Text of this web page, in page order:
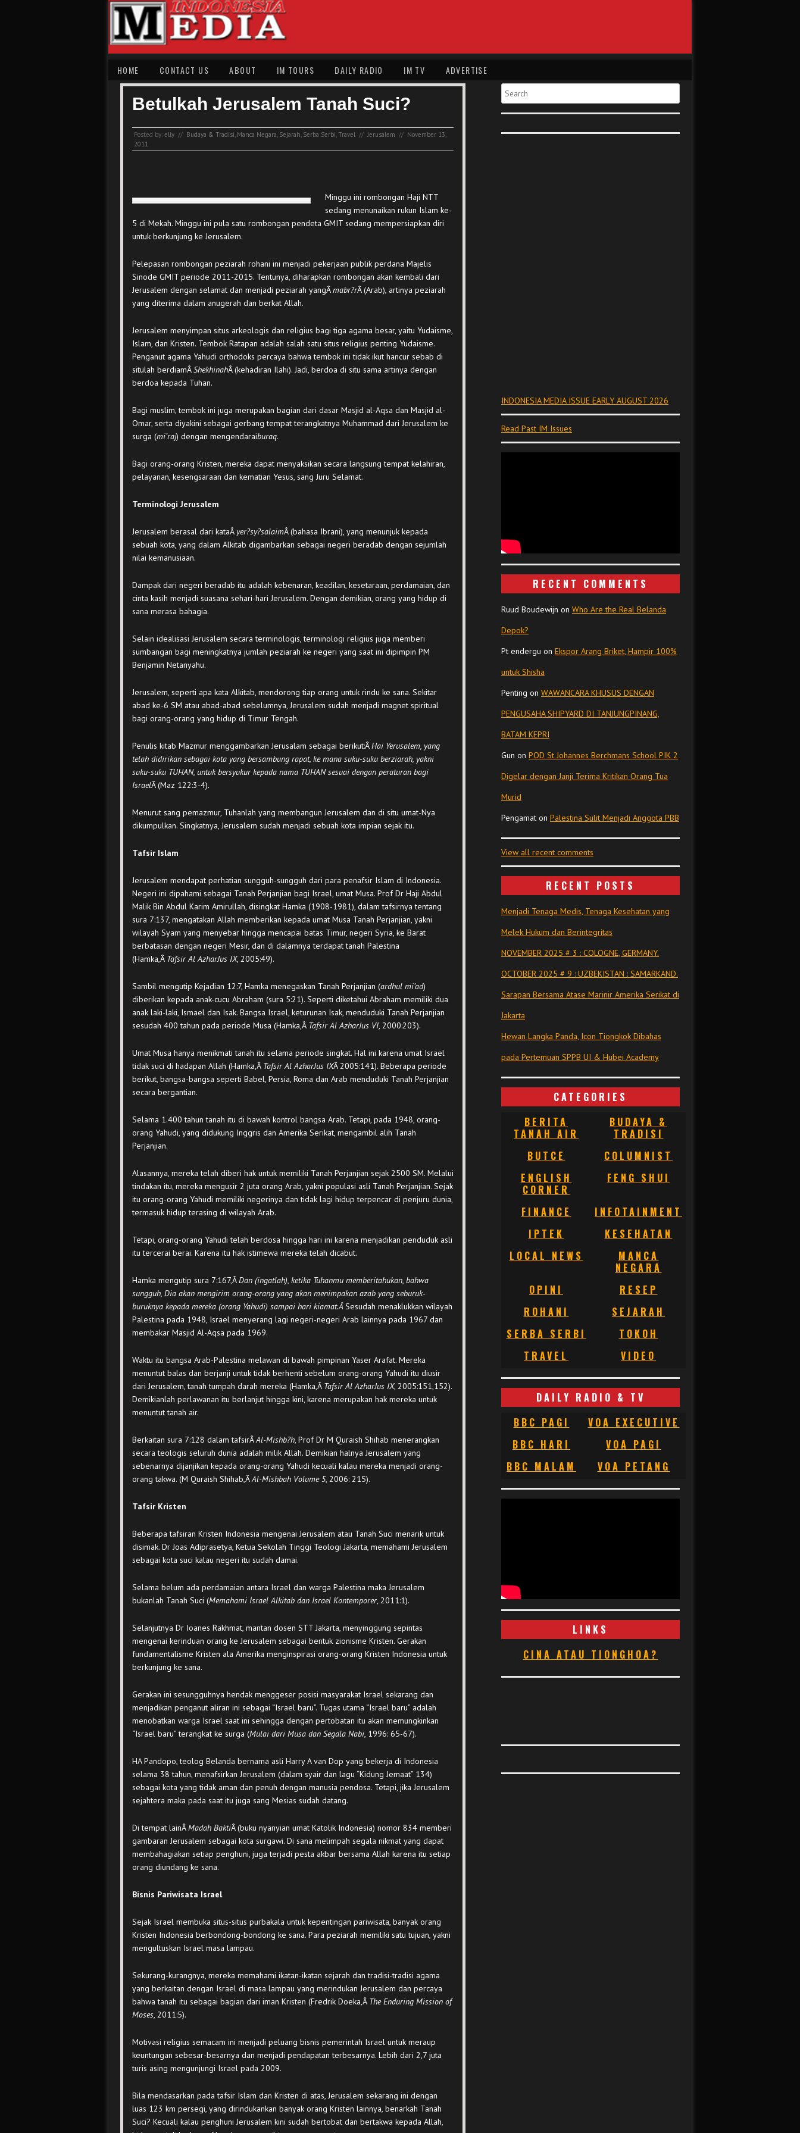
HOME CONTACT US ABOUT IM TOURS DAILY RADIO IM TV ADVERTISE
Betulkah Jerusalem Tanah Suci?
Posted by: elly // Budaya & Tradisi, Manca Negara, Sejarah, Serba Serbi,Travel // Jerusalem // November 13,
2011
Minggu ini rombongan Haji NTT
sedang menunaikan rukun Islam ke-
5 di Mekah. Minggu ini pula satu rombongan pendeta GMIT sedang mempersiapkan diri
untuk berkunjung ke Jerusalem.
Pelepasan rombongan peziarah rohani ini menjadi pekerjaan publik perdana Majelis
Sinode GMIT periode 2011-2015. Tentunya, diharapkan rombongan akan kembali dari
Jerusalem dengan selamat dan menjadi peziarah yangÂmabr?rÂ (Arab), artinya peziarah
yang diterima dalam anugerah dan berkat Allah.
Jerusalem menyimpan situs arkeologis dan religius bagi tiga agama besar, yaitu Yudaisme,
Islam, dan Kristen. Tembok Ratapan adalah salah satu situs religius penting Yudaisme.
Penganut agama Yahudi orthodoks percaya bahwa tembok ini tidak ikut hancur sebab di
situlah berdiamÂShekhinahÂ (kehadiran Ilahi). Jadi, berdoa di situ sama artinya dengan
berdoa kepada Tuhan.
Bagi muslim, tembok ini juga merupakan bagian dari dasar Masjid al-Aqsa dan Masjid al-
Omar, serta diyakini sebagai gerbang tempat terangkatnya Muhammad dari Jerusalem ke
surga (mi’raj) dengan mengendaraiburaq.
Bagi orang-orang Kristen, mereka dapat menyaksikan secara langsung tempat kelahiran,
pelayanan, kesengsaraan dan kematian Yesus, sang Juru Selamat.
Terminologi Jerusalem
Jerusalem berasal dari kataÂ yer?sy?salaimÂ (bahasa Ibrani), yang menunjuk kepada
sebuah kota, yang dalam Alkitab digambarkan sebagai negeri beradab dengan sejumlah
nilai kemanusiaan.
Dampak dari negeri beradab itu adalah kebenaran, keadilan, kesetaraan, perdamaian, dan
cinta kasih menjadi suasana sehari-hari Jerusalem. Dengan demikian, orang yang hidup di
sana merasa bahagia.
Selain idealisasi Jerusalem secara terminologis, terminologi religius juga memberi
sumbangan bagi meningkatnya jumlah peziarah ke negeri yang saat ini dipimpin PM
Benjamin Netanyahu.
Jerusalem, seperti apa kata Alkitab, mendorong tiap orang untuk rindu ke sana. Sekitar
abad ke-6 SM atau abad-abad sebelumnya, Jerusalem sudah menjadi magnet spiritual
bagi orang-orang yang hidup di Timur Tengah.
Penulis kitab Mazmur menggambarkan Jerusalam sebagai berikut:ÂHai Yerusalem, yang
telah didirikan sebagai kota yang bersambung rapat, ke mana suku-suku berziarah, yakni
suku-suku TUHAN, untuk bersyukur kepada nama TUHAN sesuai dengan peraturan bagi
IsraelÂ (Maz 122:3-4).
Menurut sang pemazmur, Tuhanlah yang membangun Jerusalem dan di situ umat-Nya
dikumpulkan. Singkatnya, Jerusalem sudah menjadi sebuah kota impian sejak itu.
Tafsir Islam
Jerusalem mendapat perhatian sungguh-sungguh dari para penafsir Islam di Indonesia.
Negeri ini dipahami sebagai Tanah Perjanjian bagi Israel, umat Musa. Prof Dr Haji Abdul
Malik Bin Abdul Karim Amirullah, disingkat Hamka (1908-1981), dalam tafsirnya tentang
sura 7:137, mengatakan Allah memberikan kepada umat Musa Tanah Perjanjian, yakni
wilayah Syam yang menyebar hingga mencapai batas Timur, negeri Syria, ke Barat
berbatasan dengan negeri Mesir, dan di dalamnya terdapat tanah Palestina
(Hamka,Â Tafsir Al AzharJus IX, 2005:49).
Sambil mengutip Kejadian 12:7, Hamka menegaskan Tanah Perjanjian (ardhul mi’ad)
diberikan kepada anak-cucu Abraham (sura 5:21). Seperti diketahui Abraham memiliki dua
anak laki-laki, Ismael dan Isak. Bangsa Israel, keturunan Isak, menduduki Tanah Perjanjian
sesudah 400 tahun pada periode Musa (Hamka,Â Tafsir Al AzharJus VI, 2000:203).
Umat Musa hanya menikmati tanah itu selama periode singkat. Hal ini karena umat Israel
tidak suci di hadapan Allah (Hamka,Â Tafsir Al AzharJus IXÂ 2005:141). Beberapa periode
berikut, bangsa-bangsa seperti Babel, Persia, Roma dan Arab menduduki Tanah Perjanjian
secara bergantian.
Selama 1.400 tahun tanah itu di bawah kontrol bangsa Arab. Tetapi, pada 1948, orang-
orang Yahudi, yang didukung Inggris dan Amerika Serikat, mengambil alih Tanah
Perjanjian.
Alasannya, mereka telah diberi hak untuk memiliki Tanah Perjanjian sejak 2500 SM. Melalui
tindakan itu, mereka mengusir 2 juta orang Arab, yakni populasi asli Tanah Perjanjian. Sejak
itu orang-orang Yahudi memiliki negerinya dan tidak lagi hidup terpencar di penjuru dunia,
termasuk hidup terasing di wilayah Arab.
Tetapi, orang-orang Yahudi telah berdosa hingga hari ini karena menjadikan penduduk asli
itu tercerai berai. Karena itu hak istimewa mereka telah dicabut.
Hamka mengutip sura 7:167,ÂDan (ingatlah), ketika Tuhanmu memberitahukan, bahwa
sungguh, Dia akan mengirim orang-orang yang akan menimpakan azab yang seburuk-
buruknya kepada mereka (orang Yahudi) sampai hari kiamat.ÂSesudah menaklukkan wilayah
Palestina pada 1948, Israel menyerang lagi negeri-negeri Arab lainnya pada 1967 dan
membakar Masjid Al-Aqsa pada 1969.
Waktu itu bangsa Arab-Palestina melawan di bawah pimpinan Yaser Arafat. Mereka
menuntut balas dan berjanji untuk tidak berhenti sebelum orang-orang Yahudi itu diusir
dari Jerusalem, tanah tumpah darah mereka (Hamka,Â Tafsir Al AzharJus IX, 2005:151,152).
Demikianlah perlawanan itu berlanjut hingga kini, karena merupakan hak mereka untuk
menuntut tanah air.
Berkaitan sura 7:128 dalam tafsirÂAl-Mishb?h, Prof Dr M Quraish Shihab menerangkan
secara teologis seluruh dunia adalah milik Allah. Demikian halnya Jerusalem yang
sebenarnya dijanjikan kepada orang-orang Yahudi kecuali kalau mereka menjadi orang-
orang takwa. (M Quraish Shihab,ÂAl-Mishbah Volume 5, 2006: 215).
Tafsir Kristen
Beberapa tafsiran Kristen Indonesia mengenai Jerusalem atau Tanah Suci menarik untuk
disimak. Dr Joas Adiprasetya, Ketua Sekolah Tinggi Teologi Jakarta, memahami Jerusalem
sebagai kota suci kalau negeri itu sudah damai.
Selama belum ada perdamaian antara Israel dan warga Palestina maka Jerusalem
bukanlah Tanah Suci (Memahami Israel Alkitab dan Israel Kontemporer, 2011:1).
Selanjutnya Dr Ioanes Rakhmat, mantan dosen STT Jakarta, menyinggung sepintas
mengenai kerinduan orang ke Jerusalem sebagai bentuk zionisme Kristen. Gerakan
fundamentalisme Kristen ala Amerika menginspirasi orang-orang Kristen Indonesia untuk
berkunjung ke sana.
Gerakan ini sesungguhnya hendak menggeser posisi masyarakat Israel sekarang dan
menjadikan penganut aliran ini sebagai “Israel baru”. Tugas utama “Israel baru” adalah
menobatkan warga Israel saat ini sehingga dengan pertobatan itu akan memungkinkan
“Israel baru” terangkat ke surga (Mulai dari Musa dan Segala Nabi, 1996: 65-67).
HA Pandopo, teolog Belanda bernama asli Harry A van Dop yang bekerja di Indonesia
selama 38 tahun, menafsirkan Jerusalem (dalam syair dan lagu “Kidung Jemaat” 134)
sebagai kota yang tidak aman dan penuh dengan manusia pendosa. Tetapi, jika Jerusalem
sejahtera maka pada saat itu juga sang Mesias sudah datang.
Di tempat lainÂMadah BaktiÂ (buku nyanyian umat Katolik Indonesia) nomor 834 memberi
gambaran Jerusalem sebagai kota surgawi. Di sana melimpah segala nikmat yang dapat
membahagiakan setiap penghuni, juga terjadi pesta akbar bersama Allah karena itu setiap
orang diundang ke sana.
Bisnis Pariwisata Israel
Sejak Israel membuka situs-situs purbakala untuk kepentingan pariwisata, banyak orang
Kristen Indonesia berbondong-bondong ke sana. Para peziarah memiliki satu tujuan, yakni
mengultuskan Israel masa lampau.
Sekurang-kurangnya, mereka memahami ikatan-ikatan sejarah dan tradisi-tradisi agama
yang berkaitan dengan Israel di masa lampau yang merindukan Jerusalem dan percaya
bahwa tanah itu sebagai bagian dari iman Kristen (Fredrik Doeka,Â The Enduring Mission of
Moses, 2011:5).
Motivasi religius semacam ini menjadi peluang bisnis pemerintah Israel untuk meraup
keuntungan sebesar-besarnya dan menjadi pendapatan terbesarnya. Lebih dari 2,7 juta
turis asing mengunjungi Israel pada 2009.
Bila mendasarkan pada tafsir Islam dan Kristen di atas, Jerusalem sekarang ini dengan
luas 123 km persegi, yang dirindukankan banyak orang Kristen lainnya, benarkah Tanah
Suci? Kecuali kalau penghuni Jerusalem kini sudah bertobat dan bertakwa kepada Allah,
Search
INDONESIA MEDIA ISSUE EARLY AUGUST 2026
Read Past IM Issues
RECENT COMMENTS
Ruud Boudewijn on Who Are the Real Belanda
Depok?
Pt endergu on Ekspor Arang Briket, Hampir 100%
untuk Shisha
Penting on WAWANCARA KHUSUS DENGAN
PENGUSAHA SHIPYARD DI TANJUNGPINANG,
BATAM KEPRI
Gun on POD St Johannes Berchmans School PIK 2
Digelar dengan Janji Terima Kritikan Orang Tua
Murid
Pengamat on Palestina Sulit Menjadi Anggota PBB
View all recent comments
RECENT POSTS
Menjadi Tenaga Medis, Tenaga Kesehatan yang
Melek Hukum dan Berintegritas
NOVEMBER 2025 # 3 : COLOGNE, GERMANY.
OCTOBER 2025 # 9 : UZBEKISTAN : SAMARKAND.
Sarapan Bersama Atase Marinir Amerika Serikat di
Jakarta
Hewan Langka Panda, Icon Tiongkok Dibahas
pada Pertemuan SPPB UI & Hubei Academy
CATEGORIES
BERITA
TANAH AIR
BUDAYA &
TRADISI
BUTCE
COLUMNIST
ENGLISH
CORNER
FENG SHUI
FINANCE
INFOTAINMENT
IPTEK
KESEHATAN
LOCAL NEWS
MANCA
NEGARA
OPINI
RESEP
ROHANI
SEJARAH
SERBA SERBI
TOKOH
TRAVEL
VIDEO
DAILY RADIO & TV
BBC PAGI
VOA EXECUTIVE
BBC HARI
VOA PAGI
BBC MALAM
VOA PETANG
LINKS
CINA ATAU TIONGHOA?